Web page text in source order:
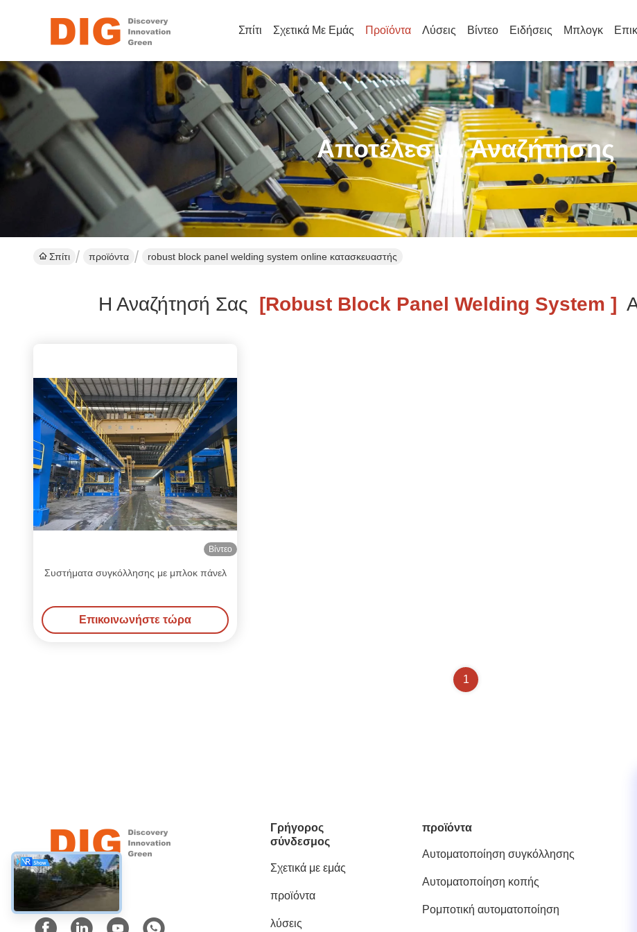
Σπίτι Σχετικά Με Εμάς Προϊόντα Λύσεις Βίντεο Ειδήσεις Μπλογκ
Αποτέλεσμα Αναζήτησης
Σπίτι προϊόντα robust block panel welding system online κατασκευαστής
Η Αναζήτησή Σας [robust Block Panel Welding System ]
Βίντεο
Συστήματα συγκόλλησης με μπλοκ πάνελ
Επικοινωνήστε τώρα
1
Κοινωνικά Μέσα
Γρήγορος
σύνδεσμος
Σχετικά με εμάς
προϊόντα
λύσεις
προϊόντα
Αυτοματοποίηση συγκόλλησης
Αυτοματοποίηση κοπής
Ρομποτική αυτοματοποίηση